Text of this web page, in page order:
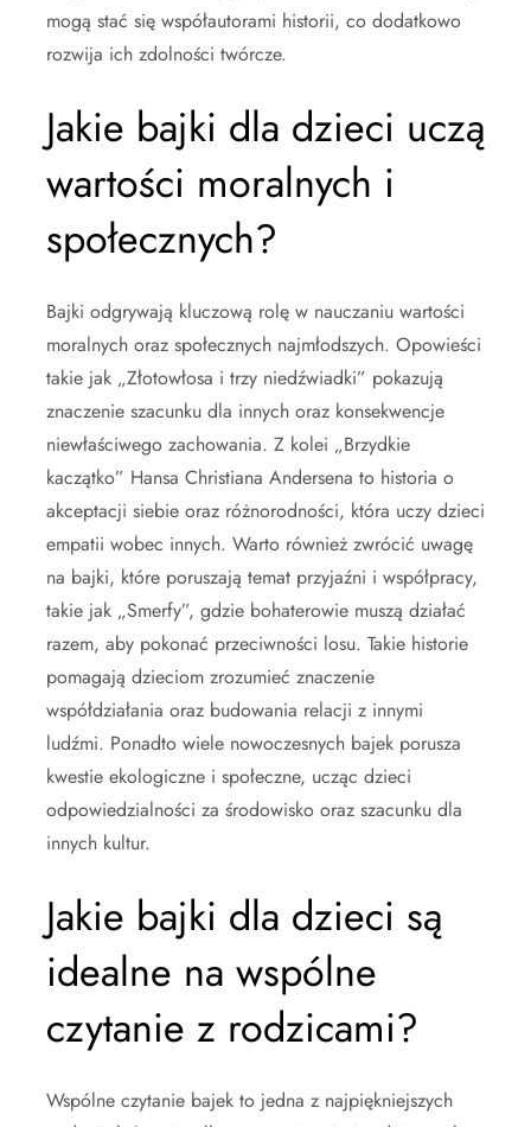
mogą stać się współautorami historii, co dodatkowo
rozwija ich zdolności twórcze.
Jakie bajki dla dzieci uczą
wartości moralnych i
społecznych?
Bajki odgrywają kluczową rolę w nauczaniu wartości
moralnych oraz społecznych najmłodszych. Opowieści
takie jak „Złotowłosa i trzy niedźwiadki” pokazują
znaczenie szacunku dla innych oraz konsekwencje
niewłaściwego zachowania. Z kolei „Brzydkie
kaczątko” Hansa Christiana Andersena to historia o
akceptacji siebie oraz różnorodności, która uczy dzieci
empatii wobec innych. Warto również zwrócić uwagę
na bajki, które poruszają temat przyjaźni i współpracy,
takie jak „Smerfy”, gdzie bohaterowie muszą działać
razem, aby pokonać przeciwności losu. Takie historie
pomagają dzieciom zrozumieć znaczenie
współdziałania oraz budowania relacji z innymi
ludźmi. Ponadto wiele nowoczesnych bajek porusza
kwestie ekologiczne i społeczne, ucząc dzieci
odpowiedzialności za środowisko oraz szacunku dla
innych kultur.
Jakie bajki dla dzieci są
idealne na wspólne
czytanie z rodzicami?
Wspólne czytanie bajek to jedna z najpiękniejszych